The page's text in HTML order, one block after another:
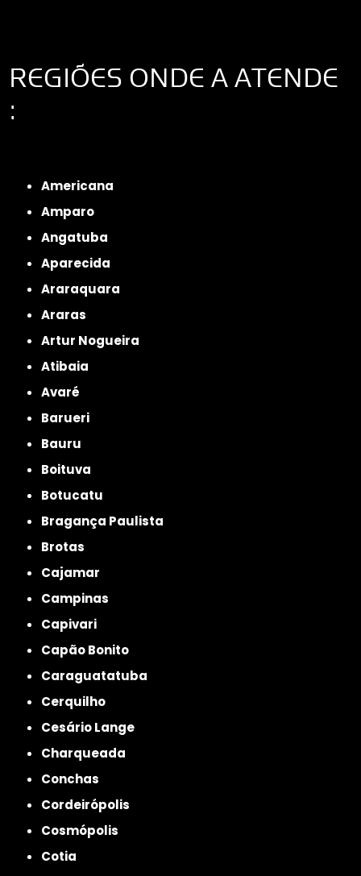
REGIÕES ONDE A ATENDE
:
Americana
Amparo
Angatuba
Aparecida
Araraquara
Araras
Artur Nogueira
Atibaia
Avaré
Barueri
Bauru
Boituva
Botucatu
Bragança Paulista
Brotas
Cajamar
Campinas
Capivari
Capão Bonito
Caraguatatuba
Cerquilho
Cesário Lange
Charqueada
Conchas
Cordeirópolis
Cosmópolis
Cotia